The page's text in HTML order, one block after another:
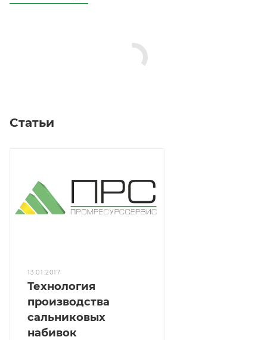
Статьи
13.01.2017
Технология
производства
сальниковых
набивок